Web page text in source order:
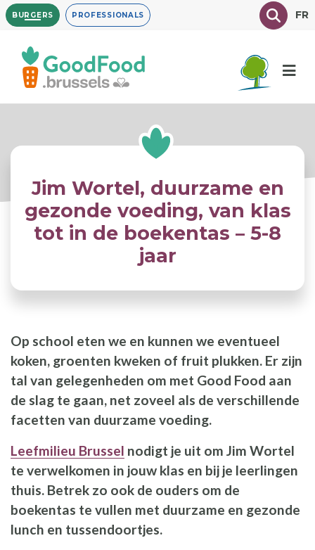
Overslaan
en
inhoud
gaan
BURGERS PROFESSIONALS TexteFR
Jim Wortel, duurzame en
gezonde voeding, van klas
tot in de boekentas – 5-8
jaar
Op school eten we en kunnen we eventueel
koken, groenten kweken of fruit plukken. Er zijn
tal van gelegenheden om met Good Food aan
de slag te gaan, net zoveel als de verschillende
facetten van duurzame voeding.
Leefmilieu Brussel nodigt je uit om Jim Wortel
te verwelkomen in jouw klas en bij je leerlingen
thuis. Betrek zo ook de ouders om de
boekentas te vullen met duurzame en gezonde
lunch en tussendoortjes.